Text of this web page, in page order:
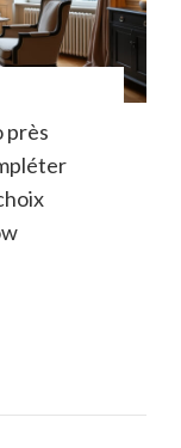
près